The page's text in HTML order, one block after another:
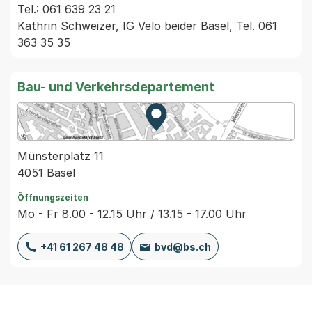
Tel.: 061 639 23 21
Kathrin Schweizer, IG Velo beider Basel, Tel. 061
363 35 35
Bau- und Verkehrsdepartement
Zur Karte von MapBS.
Externer Link, wird in einem
Münsterplatz 11
4051 Basel
Öffnungszeiten
Mo - Fr 8.00 - 12.15 Uhr / 13.15 - 17.00 Uhr
+41 61 267 48 48 bvd@bs.ch